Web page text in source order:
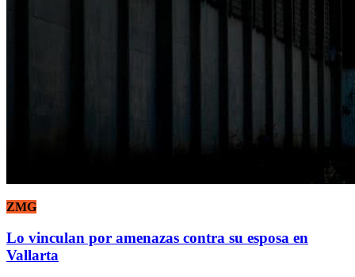
ZMG
Lo vinculan por amenazas contra su esposa en
Vallarta